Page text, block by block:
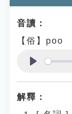
音讀：
【俗】poo
解釋：